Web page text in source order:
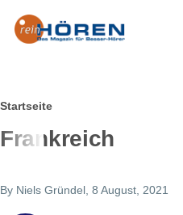
Pfadnavigation
Startseite
Frankreich
By Niels Gründel , 8 August, 2021